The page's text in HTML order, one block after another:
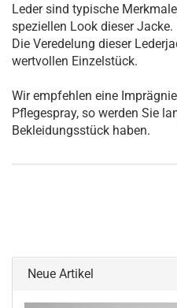
Leder sind typische
speziellen Look dieser Jacke.
Die Veredelung dieser
wertvollen Einzelstück.
Wir empfehlen eine
Pflegespray, so werden Sie
Bekleidungsstück haben.
Neue Artikel